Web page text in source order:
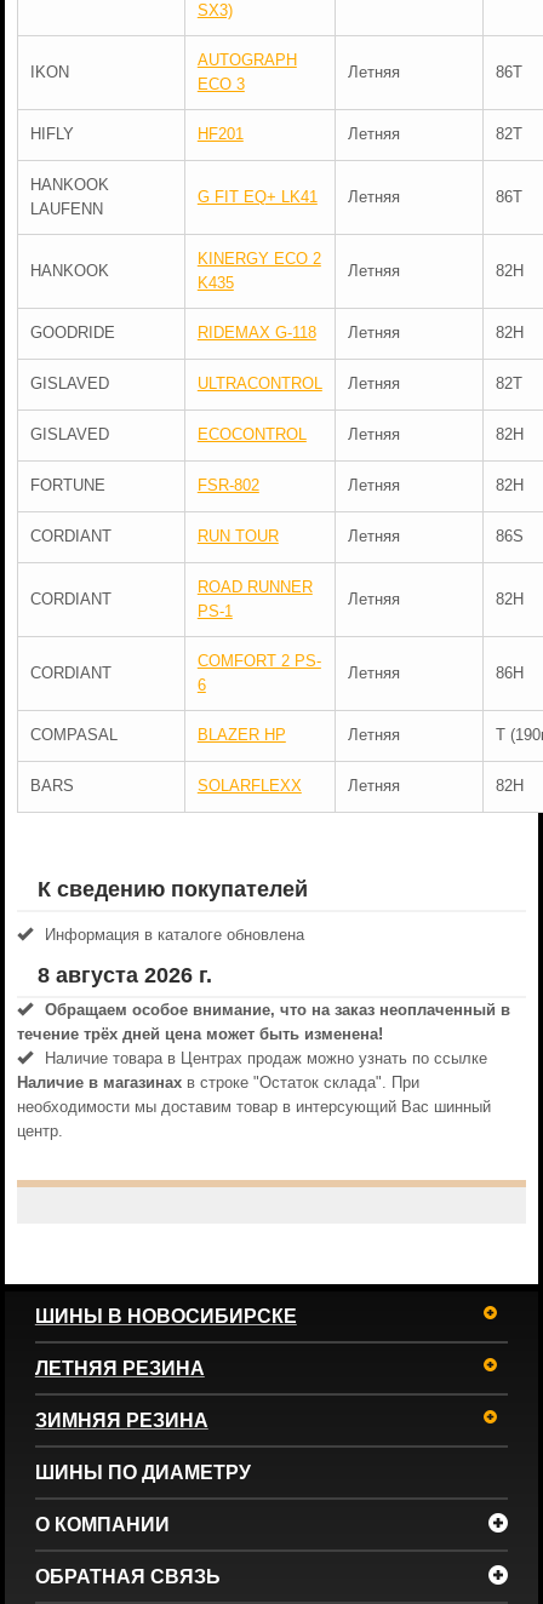
SX3)
IKON
AUTOGRAPH
ECO 3
Летняя 86T
HIFLY HF201 Летняя 82T
HANKOOK
LAUFENN
G FIT EQ+ LK41 Летняя 86T
HANKOOK
KINERGY ECO 2
K435
Летняя 82H
GOODRIDE RIDEMAX G-118 Летняя 82H
GISLAVED ULTRACONTROL Летняя 82T
GISLAVED ECOCONTROL Летняя 82H
FORTUNE FSR-802 Летняя 82H
CORDIANT RUN TOUR Летняя 86S
CORDIANT
ROAD RUNNER
PS-1
Летняя 82H
CORDIANT
COMFORT 2 PS-
6
Летняя 86H
COMPASAL BLAZER HP Летняя T
BARS SOLARFLEXX Летняя 82H
К сведению покупателей
Информация в каталоге обновлена
8 августа 2026 г.
Обращаем особое внимание, что на заказ неоплаченный в
течениe трёх дней цена может быть изменена!
Наличие товара в Центрах продаж можно узнать по ссылке
Наличие в магазинахв строке "Остаток склада". При
необходимости мы доставим товар в интерсующий Вас шинный
центр.
ШИНЫ В НОВОСИБИРСКЕ
ЛЕТНЯЯ РЕЗИНА
ЗИМНЯЯ РЕЗИНА
ШИНЫ ПО ДИАМЕТРУ
О КОМПАНИИ
ОБРАТНАЯ СВЯЗЬ